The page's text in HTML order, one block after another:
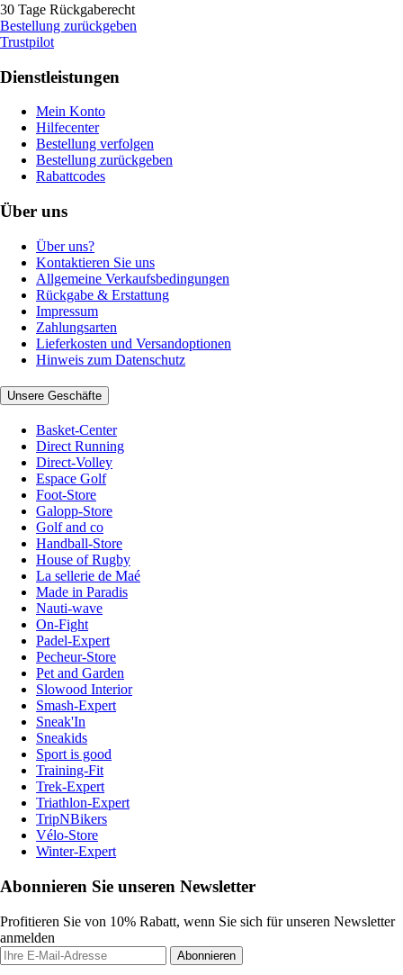
30 Tage Rückgaberecht
Bestellung zurückgeben
Trustpilot
Dienstleistungen
Mein Konto
Hilfecenter
Bestellung verfolgen
Bestellung zurückgeben
Rabattcodes
Über uns
Über uns?
Kontaktieren Sie uns
Allgemeine Verkaufsbedingungen
Rückgabe & Erstattung
Impressum
Zahlungsarten
Lieferkosten und Versandoptionen
Hinweis zum Datenschutz
Unsere Geschäfte
Basket-Center
Direct Running
Direct-Volley
Espace Golf
Foot-Store
Galopp-Store
Golf and co
Handball-Store
House of Rugby
La sellerie de Maé
Made in Paradis
Nauti-wave
On-Fight
Padel-Expert
Pecheur-Store
Pet and Garden
Slowood Interior
Smash-Expert
Sneak'In
Sneakids
Sport is good
Training-Fit
Trek-Expert
Triathlon-Expert
TripNBikers
Vélo-Store
Winter-Expert
Abonnieren Sie unseren Newsletter
Profitieren Sie von 10% Rabatt, wenn Sie sich für unseren Newsletter
anmelden
Abonnieren